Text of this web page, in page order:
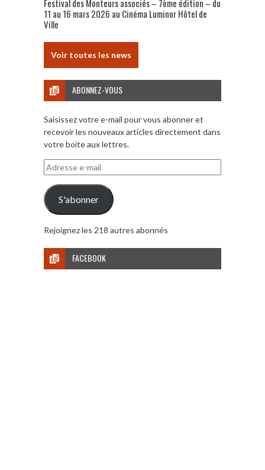
Festival des Monteurs associés – 7ème édition – du
11 au 16 mars 2026 au Cinéma Luminor Hôtel de
Ville
Voir toutes les news
ABONNEZ-VOUS
Saisissez votre e-mail pour vous abonner et
recevoir les nouveaux articles directement dans
votre boite aux lettres.
Adresse
e-
mail
S'abonner
Rejoignez les 218 autres abonnés
FACEBOOK